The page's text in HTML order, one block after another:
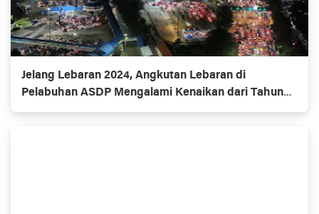
Jelang Lebaran 2024, Angkutan Lebaran di
Pelabuhan ASDP Mengalami Kenaikan dari Tahun
Sebelumnya